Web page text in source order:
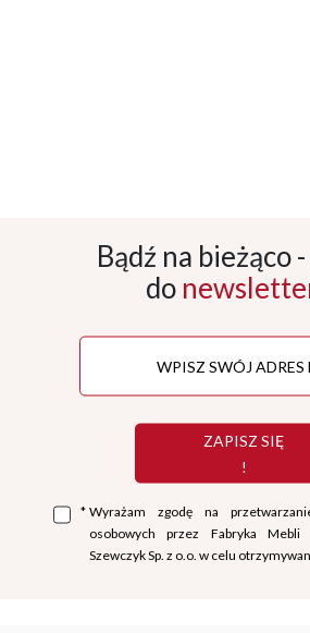
Bądź na bieżąco -
do
ZAPISZ SIĘ
!
* Wyrażam zgodę na
osobowych przez Fabryka Mebli
Szewczyk Sp. z o.o. w celu